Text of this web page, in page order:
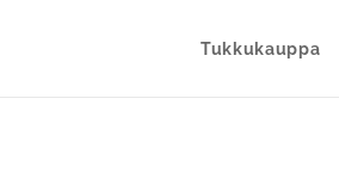
Tukkukauppa